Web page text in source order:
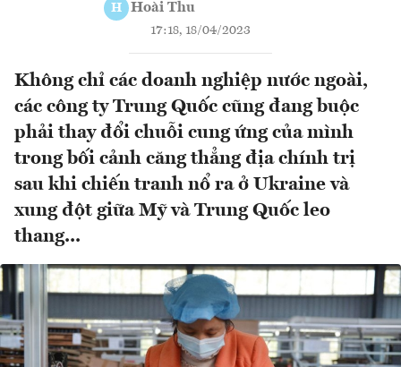
H Hoài Thu
17:18, 18/04/2023
Không chỉ các doanh nghiệp nước ngoài,
các công ty Trung Quốc cũng đang buộc
phải thay đổi chuỗi cung ứng của mình
trong bối cảnh căng thẳng địa chính trị
sau khi chiến tranh nổ ra ở Ukraine và
xung đột giữa Mỹ và Trung Quốc leo
thang...